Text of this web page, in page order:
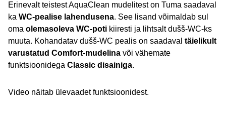
Erinevalt teistest AquaClean mudelitest on Tuma saadaval
ka WC-pealise lahendusena. See lisand võimaldab sul
oma olemasoleva WC-poti kiiresti ja lihtsalt dušš-WC-ks
muuta. Kohandatav dušš-WC pealis on saadaval täielikult
varustatud Comfort-mudelina või vähemate
funktsioonidega Classic disainiga.
Video näitab ülevaadet funktsioonidest.